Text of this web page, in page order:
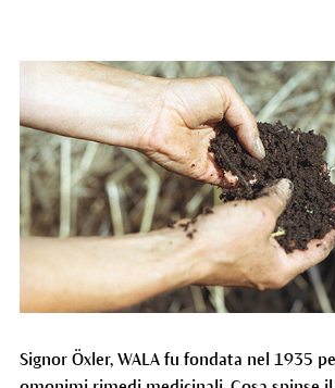
Signor Öxler, WALA fu fondata nel 1935